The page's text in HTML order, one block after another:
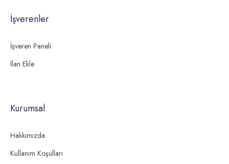
İşverenler
İşveren Paneli
İlan Ekle
Kurumsal
Hakkımızda
Kullanım Koşulları